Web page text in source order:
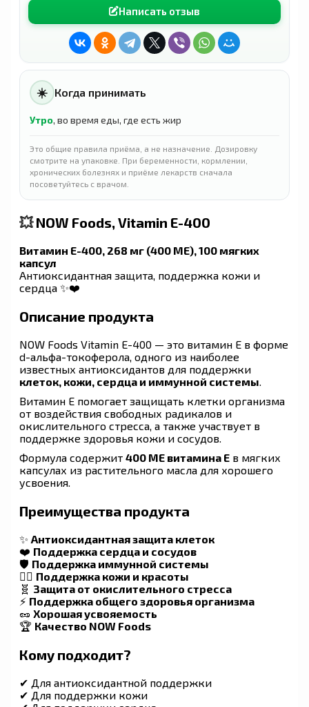
Написать отзыв
☀️ Когда принимать
Утро, во время еды, где есть жир
Это общие правила приёма, а не назначение. Дозировку
смотрите на упаковке. При беременности, кормлении,
хронических болезнях и приёме лекарств сначала
посоветуйтесь с врачом.
💥NOW Foods, Vitamin E-400
Витамин E-400, 268 мг (400 МЕ), 100 мягких
капсул
Антиоксидантная защита, поддержка кожи и
сердца ✨❤️
Описание продукта
NOW Foods Vitamin E-400 — это витамин E в форме
d-альфа-токоферола, одного из наиболее
известных антиоксидантов для поддержки
клеток, кожи, сердца и иммунной системы
Витамин E помогает защищать клетки организма
от воздействия свободных радикалов и
окислительного стресса, а также участвует в
поддержке здоровья кожи и сосудов.
Формула содержит 400 МЕ витамина E в мягких
капсулах из растительного масла для хорошего
усвоения.
Преимущества продукта
✨ Антиоксидантная защита клеток
❤️ Поддержка сердца и сосудов
🛡 Поддержка иммунной системы
💆‍♀️ Поддержка кожи и красоты
🧬 Защита от окислительного стресса
⚡ Поддержка общего здоровья организма
🥜 Хорошая усвояемость
🏆 Качество NOW Foods
Кому подходит?
✔ Для антиоксидантной поддержки
✔ Для поддержки кожи